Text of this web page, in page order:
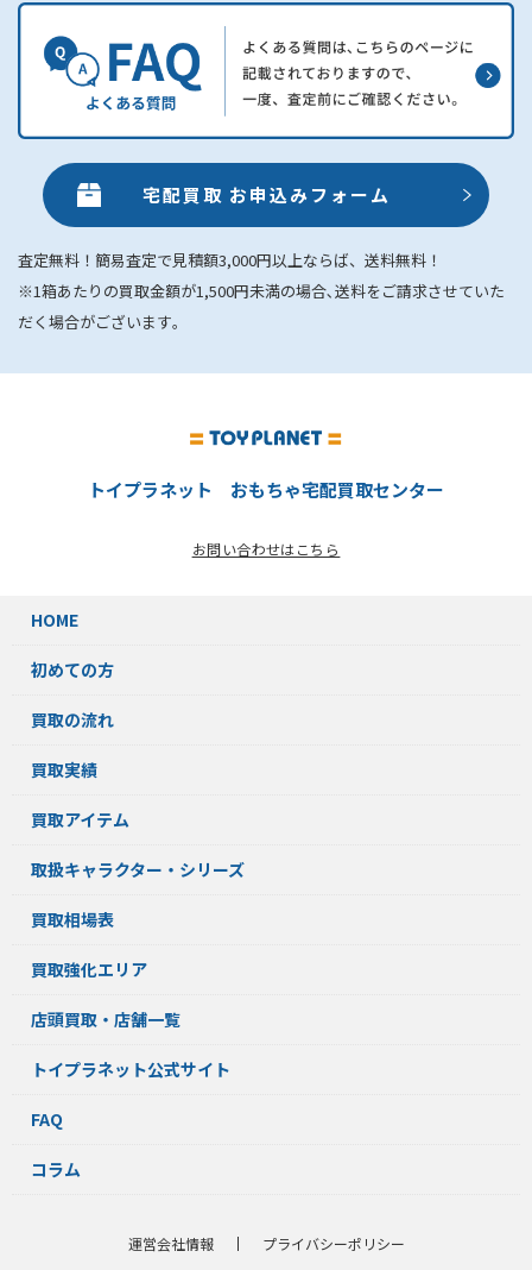
宅配買取 お申込みフォーム
査定無料！簡易査定で見積額3,000円以上ならば、送料無料！
※1箱あたりの買取金額が1,500円未満の場合､送料をご請求させていた
だく場合がございます｡
トイプラネット おもちゃ宅配買取センター
お問い合わせはこちら
HOME
初めての方
買取の流れ
買取実績
買取アイテム
取扱キャラクター・シリーズ
買取相場表
買取強化エリア
店頭買取・店舗一覧
トイプラネット公式サイト
FAQ
コラム
運営会社情報 プライバシーポリシー